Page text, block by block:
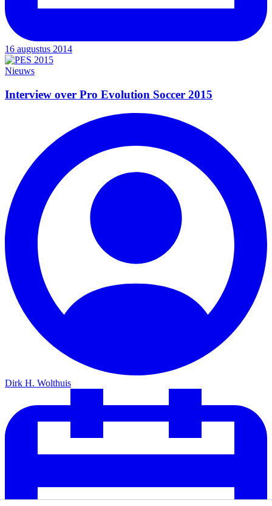
16 augustus 2014
Nieuws
Interview over Pro Evolution Soccer 2015
Dirk H. Wolthuis